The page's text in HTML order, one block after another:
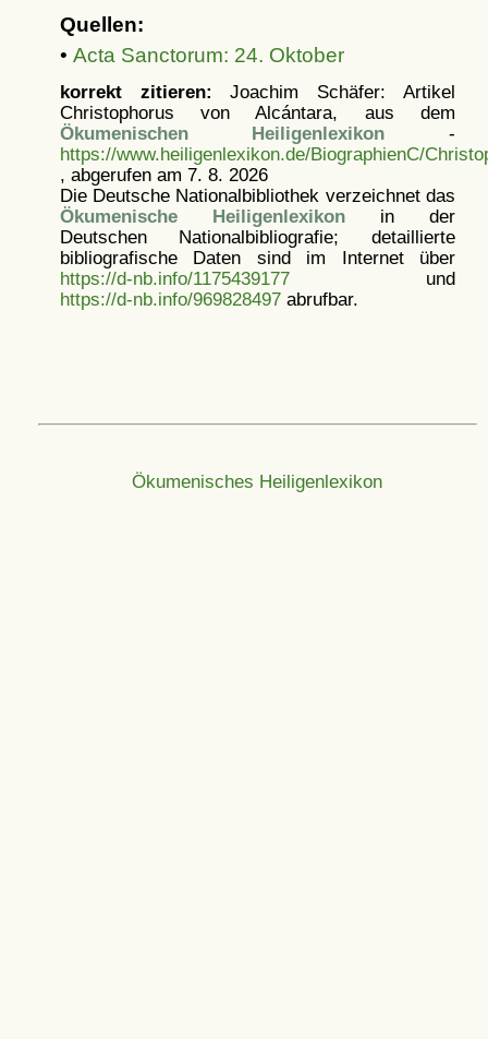
Quellen:
• Acta Sanctorum: 24. Oktober
korrekt zitieren: Joachim Schäfer: Artikel
Christophorus von Alcántara, aus dem
Ökumenischen Heiligenlexikon -
https://www.heiligenlexikon.de/BiographienC/
, abgerufen am 7. 8. 2026
Die Deutsche Nationalbibliothek verzeichnet das
Ökumenische Heiligenlexikonin der
Deutschen Nationalbibliografie; detaillierte
bibliografische Daten sind im Internet über
https://d-nb.info/1175439177und
https://d-nb.info/969828497abrufbar.
Ökumenisches Heiligenlexikon